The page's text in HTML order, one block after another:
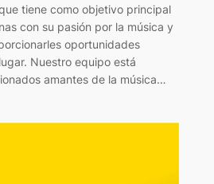
tiene como objetivo principal
con su pasión por la música y
oportunidades
Nuestro equipo está
amantes de la música…